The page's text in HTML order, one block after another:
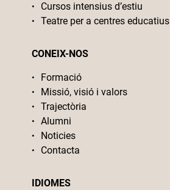
Cursos intensius d’estiu
Teatre per a centres educatius
CONEIX-NOS
Formació
Missió, visió i valors
Trajectòria
Alumni
Noticies
Contacta
IDIOMES